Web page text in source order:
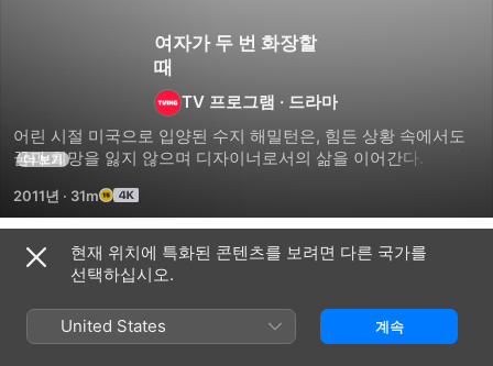
여자가 두 번 화장할
때
TV 프로그램 · 드라마
어린 시절 미국으로 입양된 수지 해밀턴은, 힘든 상황 속에서도
꿈과 희망을 잃지 않으며 디자이너로서의 삶을 이어간다. 그러던
덮친 격으로 사랑하는 사람과의 연락도 닿지 않자, 한국으로
떠날 결심을 한다.
더 보기
2011년 · 31m
시즌 1
현재 위치에 특화된 콘텐츠를 보려면 다른 국가를
선택하십시오.
United States 계속